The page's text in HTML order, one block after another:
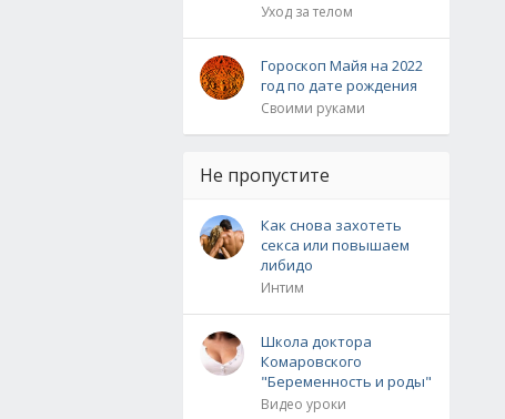
Уход за телом
Гороскоп Майя на 2022
год по дате рождения
Своими руками
Не пропустите
Как снова захотеть
секса или повышаем
либидо
Интим
Школа доктора
Комаровского
"Беременность и роды"
Видео уроки